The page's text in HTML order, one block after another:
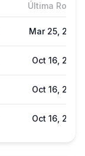
Última Ronda
Mar 25, 2025
Oct 16, 2025
Oct 16, 2025
Oct 16, 2025